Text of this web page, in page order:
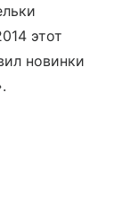
этот
новинки